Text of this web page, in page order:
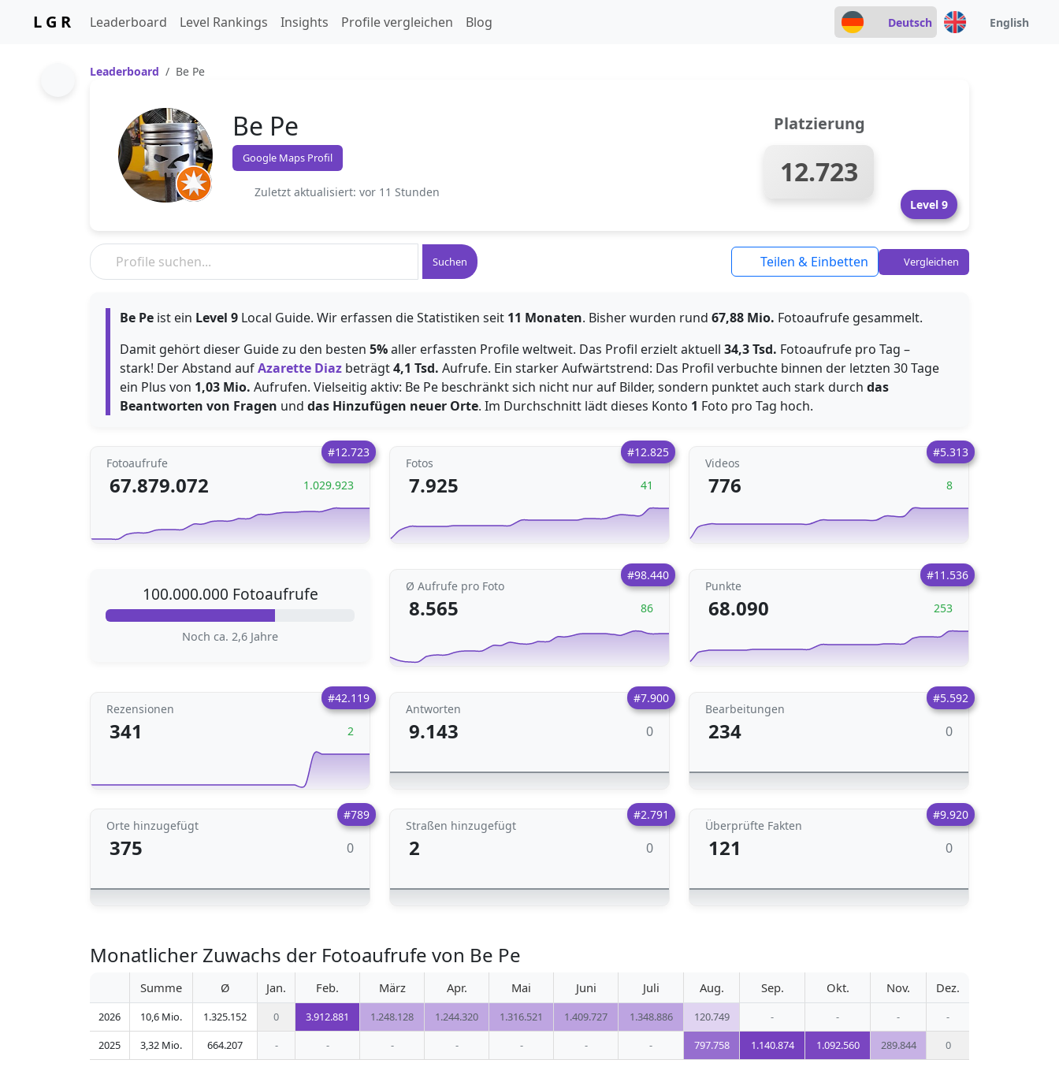
L G R Leaderboard Level Rankings Insights Profile vergleichen Blog Deutsch English
Leaderboard Be Pe
Be Pe
Google Maps Profil
Zuletzt aktualisiert: vor 11 Stunden
Platzierung
12.723
Level 9
Suchen Teilen & Einbetten Vergleichen
Be Pe ist ein Level 9 Local Guide. Wir erfassen die Statistiken seit 11 Monaten. Bisher wurden rund 67,88 Mio. Fotoaufrufe gesammelt.
Damit gehört dieser Guide zu den besten 5%aller erfassten Profile weltweit. Das Profil erzielt aktuell 34,3 Tsd. Fotoaufrufe pro Tag –
stark! Der Abstand aufAzarette Diaz beträgt4,1 Tsd. Aufrufe. Ein starker Aufwärtstrend: Das Profil verbuchte binnen der letzten 30 Tage
ein Plus von 1,03 Mio. Aufrufen. Vielseitig aktiv: Be Pe beschränkt sich nicht nur auf Bilder, sondern punktet auch stark durch das
Beantworten von Fragen und das Hinzufügen neuer Orte. Im Durchschnitt lädt dieses Konto 1 Foto pro Tag hoch.
#12.723
Fotoaufrufe
67.879.072 1.029.923
#12.825
Fotos
7.925 41
#5.313
Videos
776 8
100.000.000 Fotoaufrufe
Noch ca. 2,6 Jahre
#98.440
Ø Aufrufe pro Foto
8.565 86
#11.536
Punkte
68.090 253
#42.119
Rezensionen
341 2
#7.900
Antworten
9.143 0
#5.592
Bearbeitungen
234 0
#789
Orte hinzugefügt
375 0
#2.791
Straßen hinzugefügt
2 0
#9.920
Überprüfte Fakten
121 0
Monatlicher Zuwachs der Fotoaufrufe von Be Pe
Summe Ø Jan. Feb. März Apr. Mai Juni Juli Aug. Sep. Okt. Nov. Dez.
2026 10,6 Mio. 1.325.152 0 3.912.881 1.248.128 1.244.320 1.316.521 1.409.727 1.348.886 120.749 - - -
-
2025
3,32 Mio. 664.207 - - - - - - - 797.758 1.140.874 1.092.560 289.844 0